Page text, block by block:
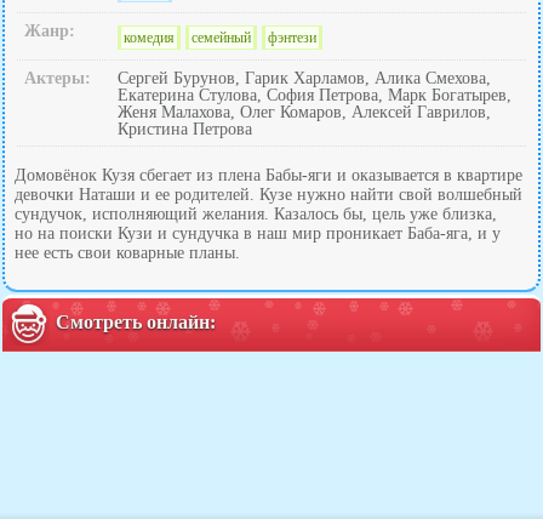
Жанр: комедия семейный фэнтези
Актеры:
Сергей Бурунов, Гарик Харламов, Алика Смехова,
Екатерина Стулова, София Петрова, Марк Богатырев,
Женя Малахова, Олег Комаров, Алексей Гаврилов,
Кристина Петрова
Домовёнок Кузя сбегает из плена Бабы-яги и оказывается в квартире
девочки Наташи и ее родителей. Кузе нужно найти свой волшебный
сундучок, исполняющий желания. Казалось бы, цель уже близка,
но на поиски Кузи и сундучка в наш мир проникает Баба-яга, и у
нее есть свои коварные планы.
Смотреть онлайн: